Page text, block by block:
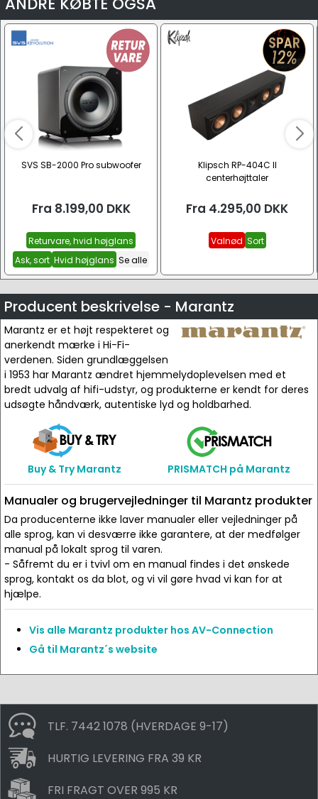
SVS SB-2000 Pro subwoofer
Fra 8.199,00 DKK
Returvare, hvid højglans
Ask, sort Hvid højglans Se alle
Klipsch RP-404C II
centerhøjttaler
Fra 4.295,00 DKK
Valnød Sort
Producent beskrivelse - Marantz
Marantz er et højt respekteret og
anerkendt mærke i Hi-Fi-
verdenen. Siden grundlæggelsen
i 1953 har Marantz ændret hjemmelydoplevelsen med et
bredt udvalg af hifi-udstyr, og produkterne er kendt for deres
udsøgte håndværk, autentiske lyd og holdbarhed.
Buy & Try Marantz PRISMATCH på Marantz
Manualer og brugervejledninger til Marantz produkter
Da producenterne ikke laver manualer eller vejledninger på
alle sprog, kan vi desværre ikke garantere, at der medfølger
manual på lokalt sprog til varen.
- Såfremt du er i tvivl om en manual findes i det ønskede
sprog, kontakt os da blot, og vi vil gøre hvad vi kan for at
hjælpe.
Vis alle Marantz produkter hos AV-Connection
Gå til Marantz´s website
TLF. 7442 1078 (HVERDAGE 9-17)
HURTIG LEVERING FRA 39 KR
FRI FRAGT OVER 995 KR